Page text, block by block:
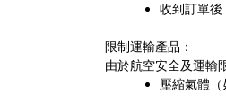
收到訂單後
限制運輸產品：
由於航空安全及運輸
壓縮氣體（